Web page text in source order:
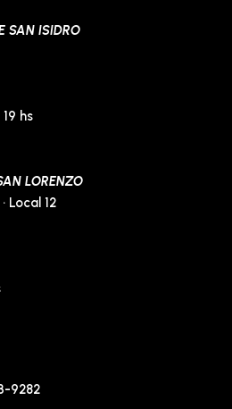
SAN ISIDRO
hs
LORENZO
Local 12
9282